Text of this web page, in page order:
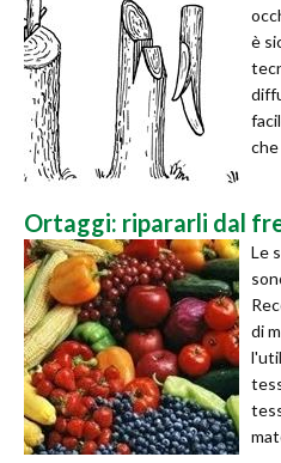
è
Ortaggi: ripararli dal
Le
di